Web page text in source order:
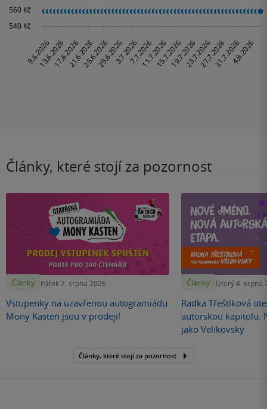
Články, které stojí za pozornost
Články Pátek 7. srpna 2026
Vstupenky na uzavřenou autogramiádu
Mony Kasten jsou v prodeji!
Články Úterý 4. srpna
Radka Třeštíková
autorskou kapitolu.
jako Velikovsky
Články, které stojí za pozornost